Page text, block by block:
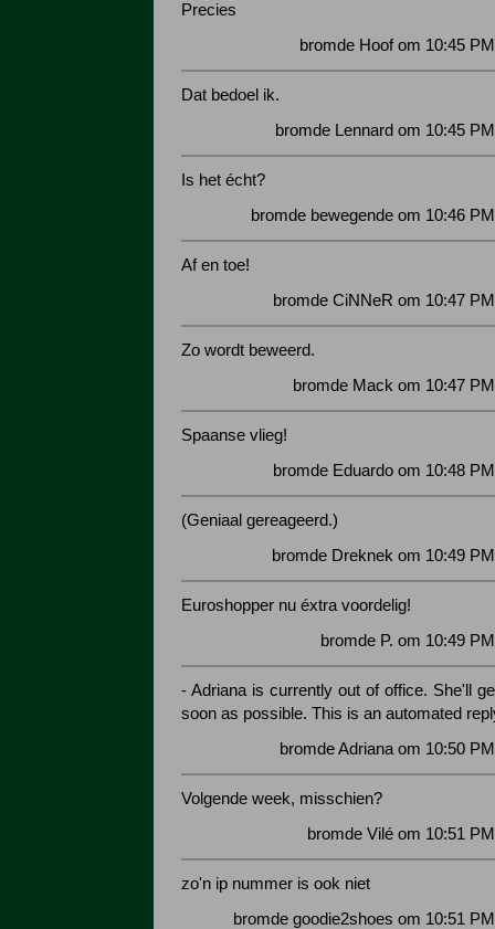
Precies
bromde Hoof om 10:45
Dat bedoel ik.
bromde Lennard om 10:45
Is het écht?
bromde bewegende om 10:46
Af en toe!
bromde CiNNeR om 10:47
Zo wordt beweerd.
bromde Mack om 10:47
Spaanse vlieg!
bromde Eduardo om 10:48
(Geniaal gereageerd.)
bromde Dreknek om 10:49
Euroshopper nu éxtra voordelig!
bromde P. om 10:49
- Adriana is currently out of office. She'll
soon as possible. This is an automated
bromde Adriana om 10:50
Volgende week, misschien?
bromde Vilé om 10:51
zo'n ip nummer is ook niet
bromde goodie2shoes om 10:51